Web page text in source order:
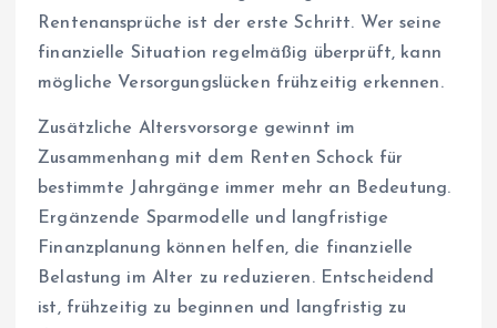
Rentenansprüche ist der erste Schritt. Wer seine
finanzielle Situation regelmäßig überprüft, kann
mögliche Versorgungslücken frühzeitig erkennen.
Zusätzliche Altersvorsorge gewinnt im
Zusammenhang mit dem Renten Schock für
bestimmte Jahrgänge immer mehr an Bedeutung.
Ergänzende Sparmodelle und langfristige
Finanzplanung können helfen, die finanzielle
Belastung im Alter zu reduzieren. Entscheidend
ist, frühzeitig zu beginnen und langfristig zu